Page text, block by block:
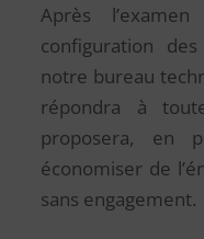
Après
configuration
notre bureau
répondra à
proposera, en
économiser de
sans engagement.